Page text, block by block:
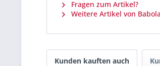
Fragen zum Artikel?
Weitere Artikel von
Kunden kauften auch